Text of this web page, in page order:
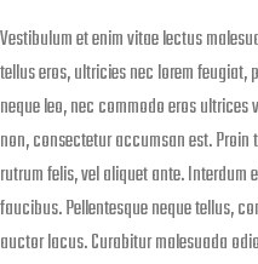
Vestibulum et enim vitae lectus
tellus eros, ultricies nec lorem
neque leo, nec commodo eros
non, consectetur accumsan est. Proin
rutrum felis, vel aliquet ante.
faucibus. Pellentesque neque tellus,
auctor lacus. Curabitur malesuada